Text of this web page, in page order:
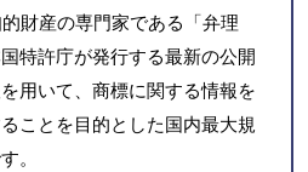
財産の専門家である「弁理
特許庁が発行する最新の公開
用いて、商標に関する情報を
ことを目的とした国内最大規
。